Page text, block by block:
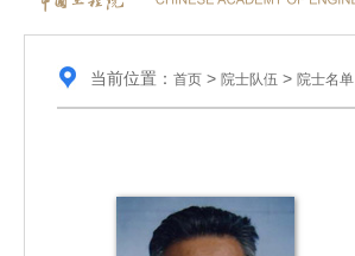
当前位置： 首页> 院士队伍 > 院士名单